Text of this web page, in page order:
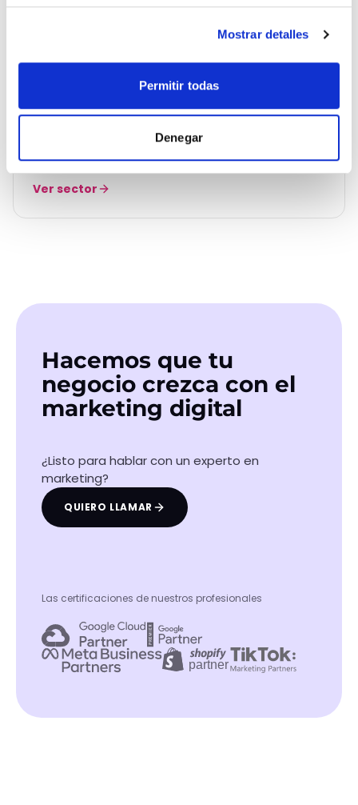
Mostrar detalles
Permitir todas
Denegar
Escala franquicias con un sistema único.
Entretenimiento y ocio
Llena cada show, cada sala, cada experiencia.
Ver sector
Hacemos que tu
negocio crezca con el
marketing digital
¿Listo para hablar con un experto en
marketing?
QUIERO LLAMAR
Las certificaciones de nuestros profesionales